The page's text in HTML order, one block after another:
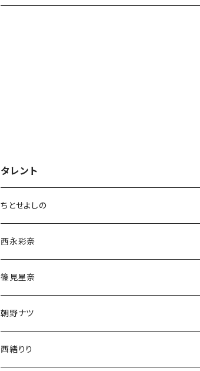
タレント
ちとせよしの
チェキ
ブロマイド
CD
生誕グッズ
西永彩奈
チェキ
ブロマイド
生誕グッズ
篠見星奈
チェキ
ブロマイド
朝野ナツ
チェキ
西緒りり